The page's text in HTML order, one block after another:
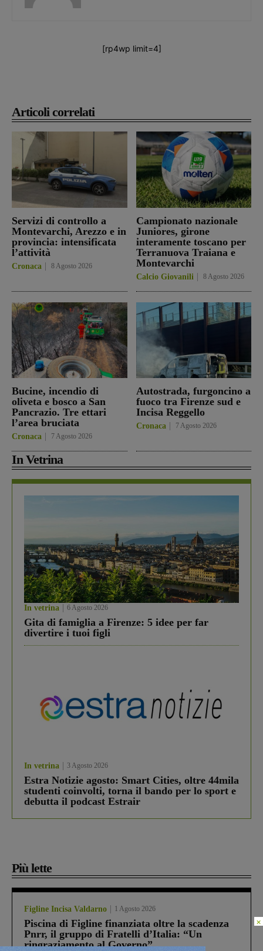
Articoli correlati
Servizi di controllo a
Montevarchi, Arezzo e in
provincia: intensificata
l’attività
Cronaca 8 Agosto 2026
Campionato nazionale
Juniores, girone
interamente toscano per
Terranuova Traiana e
Montevarchi
Calcio Giovanili 8 Agosto 2026
Bucine, incendio di
oliveta e bosco a San
Pancrazio. Tre ettari
l’area bruciata
Cronaca 7 Agosto 2026
Autostrada, furgoncino a
fuoco tra Firenze sud e
Incisa Reggello
Cronaca 7 Agosto 2026
In Vetrina
In vetrina 6 Agosto 2026
Gita di famiglia a Firenze: 5 idee per far
divertire i tuoi figli
In vetrina 3 Agosto 2026
Estra Notizie agosto: Smart Cities, oltre 44mila
studenti coinvolti, torna il bando per lo sport e
debutta il podcast Estrair
Più lette
Figline Incisa Valdarno 1 Agosto 2026
Piscina di Figline finanziata oltre la scadenza
Pnrr, il gruppo di Fratelli d’Italia: “Un
ringraziamento al Governo”
[rp4wp limit=4]
×